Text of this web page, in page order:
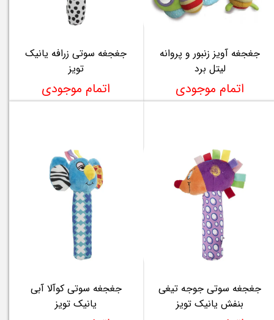
جغجغه آویز زنبور و پروانه
لیتل برد
اتمام موجودی
جغجغه سوتی زرافه یانیک
تویز
اتمام موجودی
جغجغه سوتی جوجه تیغی
بنفش یانیک تویز
جغجغه سوتی کوآلا آبی
یانیک تویز